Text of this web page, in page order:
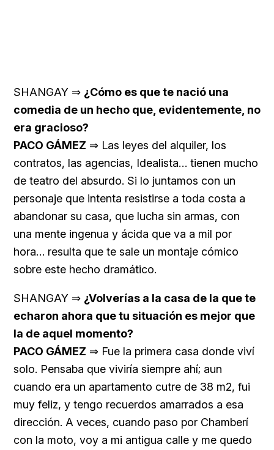
SHANGAY ⇒ ¿Cómo es que te nació una
comedia de un hecho que, evidentemente, no
era gracioso?
PACO GÁMEZ ⇒ Las leyes del alquiler, los
contratos, las agencias, Idealista… tienen mucho
de teatro del absurdo. Si lo juntamos con un
personaje que intenta resistirse a toda costa a
abandonar su casa, que lucha sin armas, con
una mente ingenua y ácida que va a mil por
hora… resulta que te sale un montaje cómico
sobre este hecho dramático.
SHANGAY ⇒ ¿Volverías a la casa de la que te
echaron ahora que tu situación es mejor que
la de aquel momento?
PACO GÁMEZ ⇒ Fue la primera casa donde viví
solo. Pensaba que viviría siempre ahí; aun
cuando era un apartamento cutre de 38 m2, fui
muy feliz, y tengo recuerdos amarrados a esa
dirección. A veces, cuando paso por Chamberí
con la moto, voy a mi antigua calle y me quedo